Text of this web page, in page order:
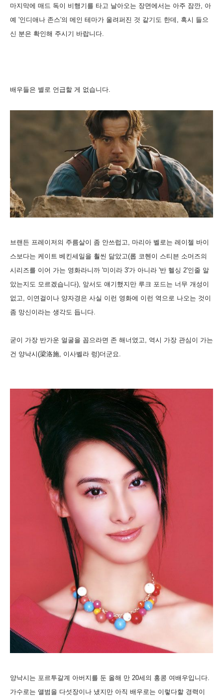
마지막에 매드 독이 비행기를 타고 날아오는 장면에서는 아주 잠깐, 아
예 '인디애나 존스'의 메인 테마가 울려퍼진 것 같기도 한데, 혹시 들으
신 분은 확인해 주시기 바랍니다.
배우들은 별로 언급할 게 없습니다.
브랜든 프레이저의 주름살이 좀 안쓰럽고, 마리아 벨로는 레이첼 바이
스보다는 케이트 베킨세일을 훨씬 닮았고(롭 코헨이 스티븐 소머즈의
시리즈를 이어 가는 영화라니까 '미이라 3'가 아니라 '반 헬싱 2'인줄 알
았는지도 모르겠습니다), 앞서도 얘기했지만 루크 포드는 너무 개성이
없고, 이연걸이나 양자경은 사실 이런 영화에 이런 역으로 나오는 것이
좀 망신이라는 생각도 듭니다.
굳이 가장 반가운 얼굴을 꼽으라면 존 해너였고, 역시 가장 관심이 가는
건 양낙시(梁洛施, 이사벨라 렁)더군요.
양낙시는 포르투갈계 아버지를 둔 올해 만 20세의 홍콩 여배우입니다.
가수로는 앨범을 다섯장이나 냈지만 아직 배우로는 이렇다할 경력이